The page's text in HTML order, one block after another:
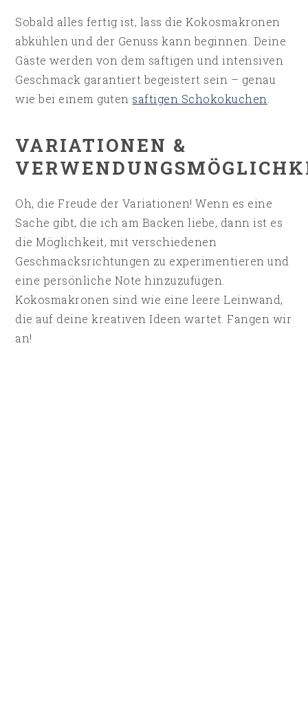
Sobald alles fertig ist, lass die Kokosmakronen
abkühlen und der Genuss kann beginnen. Deine
Gäste werden von dem saftigen und intensiven
Geschmack garantiert begeistert sein – genau
wie bei einem guten saftigen Schokokuchen
VARIATIONEN &
Oh, die Freude der Variationen! Wenn es eine
Sache gibt, die ich am Backen liebe, dann ist es
die Möglichkeit, mit verschiedenen
Geschmacksrichtungen zu experimentieren und
eine persönliche Note hinzuzufügen.
Kokosmakronen sind wie eine leere Leinwand,
die auf deine kreativen Ideen wartet. Fangen wir
an!